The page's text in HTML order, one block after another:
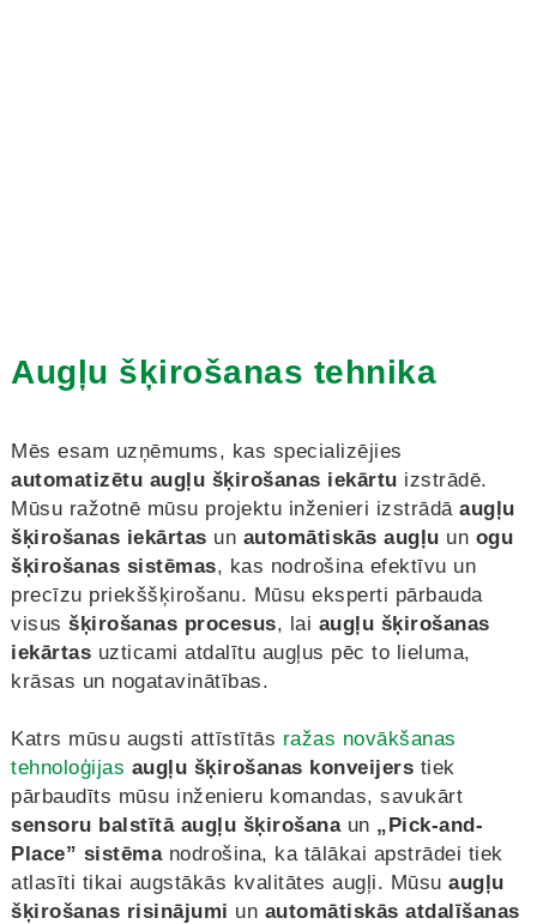
Augļu šķirošanas tehnika
Mēs esam uzņēmums, kas specializējies
automatizētu augļu šķirošanas iekārtu izstrādē.
Mūsu ražotnē mūsu projektu inženieri izstrādā augļu
šķirošanas iekārtas un automātiskās augļu un ogu
šķirošanas sistēmas, kas nodrošina efektīvu un
precīzu priekššķirošanu. Mūsu eksperti pārbauda
visus šķirošanas procesus, lai augļu šķirošanas
iekārtas uzticami atdalītu augļus pēc to lieluma,
krāsas un nogatavinātības.
Katrs mūsu augsti attīstītās ražas novākšanas
tehnoloģijas augļu šķirošanas konveijers tiek
pārbaudīts mūsu inženieru komandas, savukārt
sensoru balstītā augļu šķirošanaun „Pick-and-
Place” sistēmanodrošina, ka tālākai apstrādei tiek
atlasīti tikai augstākās kvalitātes augļi. Mūsu augļu
šķirošanas risinājumi un automātiskās atdalīšanas